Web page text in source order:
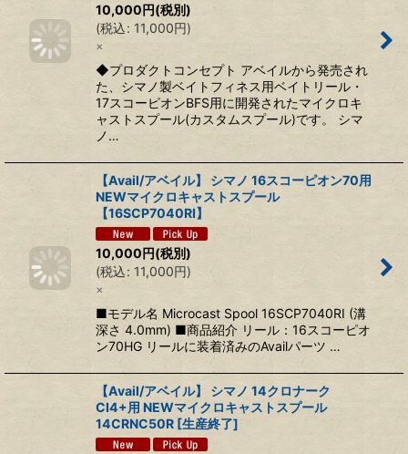
10,000円(税別)
(税込: 11,000円)
×
◆プロダクトコンセプト アベイルから発売され
た、シマノ製ベイトフィネス用ベイトリール・
17スコーピオンBFS用に開発されたマイクロキ
ャストスプール(カスタムスプール)です。 シマ
ノ…
【Avail/アベイル】 シマノ 16スコーピオン70用
NEWマイクロキャストスプール
【16SCP7040RI】
10,000円(税別)
(税込: 11,000円)
×
■モデル名 Microcast Spool 16SCP7040RI (溝
深さ 4.0mm) ■商品紹介 リール：16スコーピオ
ン70HG リールに装着済みのAvailパーツ …
【Avail/アベイル】 シマノ 14クロナーク
CI4+用 NEWマイクロキャストスプール
14CRNC50R [生産終了]